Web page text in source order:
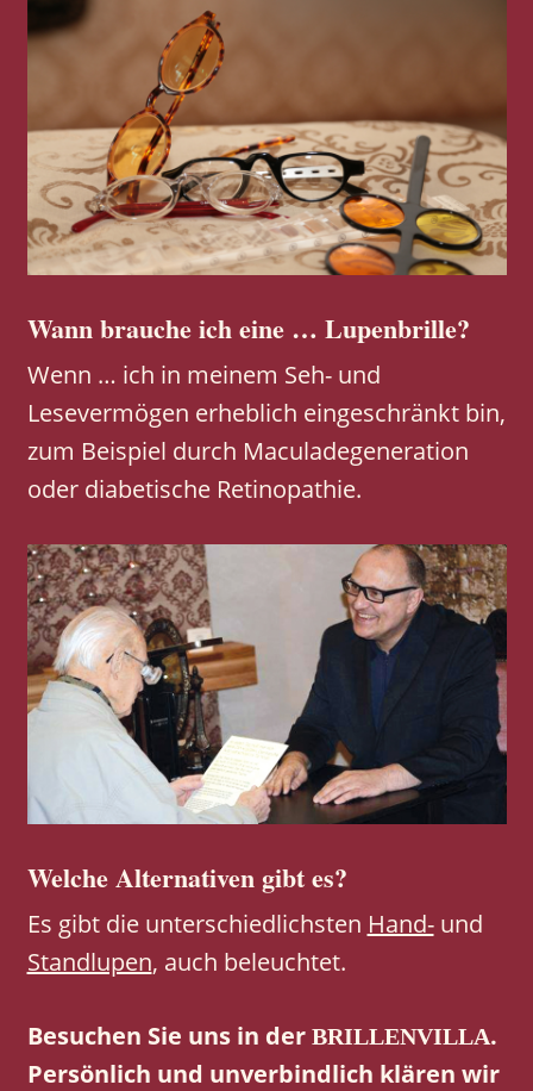
Wann brauche ich eine … Lupenbrille?
Wenn … ich in meinem Seh- und
Lesevermögen erheblich eingeschränkt bin,
zum Beispiel durch Maculadegeneration
oder diabetische Retinopathie.
Welche Alternativen gibt es?
Es gibt die unterschiedlichsten Hand-und
Standlupen, auch beleuchtet.
Besuchen Sie uns in der BRILLENVILLA.
Persönlich und unverbindlich klären wir